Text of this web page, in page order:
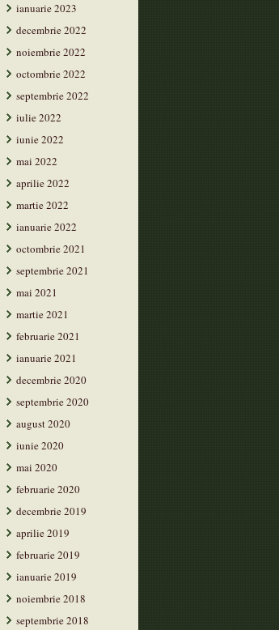
ianuarie 2023
decembrie 2022
noiembrie 2022
octombrie 2022
septembrie 2022
iulie 2022
iunie 2022
mai 2022
aprilie 2022
martie 2022
ianuarie 2022
octombrie 2021
septembrie 2021
mai 2021
martie 2021
februarie 2021
ianuarie 2021
decembrie 2020
septembrie 2020
august 2020
iunie 2020
mai 2020
februarie 2020
decembrie 2019
aprilie 2019
februarie 2019
ianuarie 2019
noiembrie 2018
septembrie 2018